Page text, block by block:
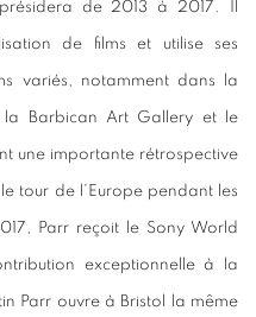
de 2013 à 2017. Il
de films et utilise ses
variés, notamment dans la
Barbican Art Gallery et le
une importante rétrospective
tour de l’Europe pendant les
Parr reçoit le Sony World
exceptionnelle à la
Parr ouvre à Bristol la même